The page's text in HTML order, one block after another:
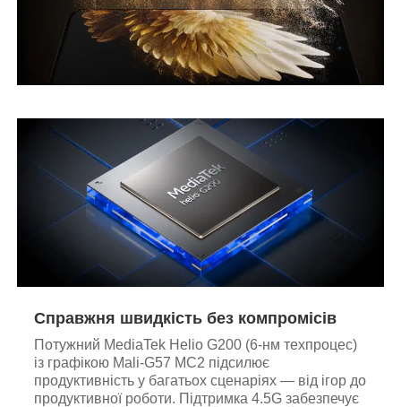
Справжня швидкість без компромісів
Потужний MediaTek Helio G200 (6‑нм техпроцес)
із графікою Mali‑G57 MC2 підсилює
продуктивність у багатьох сценаріях — від ігор до
продуктивної роботи. Підтримка 4.5G забезпечує